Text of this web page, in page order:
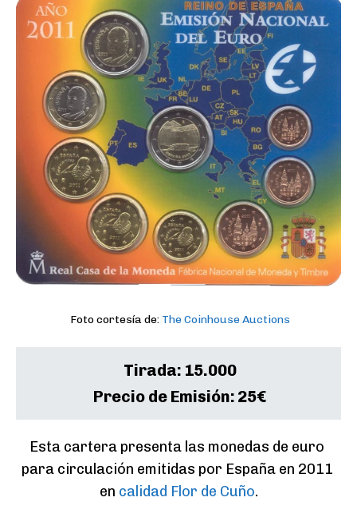
Foto cortesía de: The Coinhouse Auctions
Tirada: 15.000
Precio de Emisión: 25€
Esta cartera presenta las monedas de euro
para circulación emitidas por España en 2011
en calidad Flor de Cuño.